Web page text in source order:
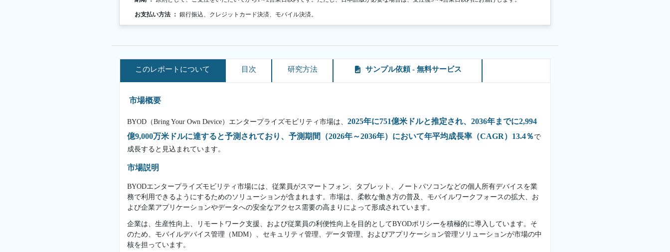
お支払い方法 ： 銀行振込、クレジットカード決済、モバイル決済。
このレポートについて 目次 研究方法 サンプル依頼 - 無料サービス
市場概要
BYOD（Bring Your Own Device）エンタープライズモビリティ市場は、 2025年に751億米ドルと推定され、2036年までに2,994
億9,000万米ドルに達すると予測されており、予測期間（2026年～2036年）において年平均成長率（CAGR）13.4％ で
成長すると見込まれています。
市場説明
BYODエンタープライズモビリティ市場には、従業員がスマートフォン、タブレット、ノートパソコンなどの個人所有デバイスを業
務で利用できるようにするためのソリューションが含まれます。市場は、柔軟な働き方の普及、モバイルワークフォースの拡大、お
よび企業アプリケーションやデータへの安全なアクセス需要の高まりによって形成されています。
企業は、生産性向上、リモートワーク支援、および従業員の利便性向上を目的としてBYODポリシーを積極的に導入しています。そ
のため、モバイルデバイス管理（MDM）、セキュリティ管理、データ管理、およびアプリケーション管理ソリューションが市場の中
核を担っています。